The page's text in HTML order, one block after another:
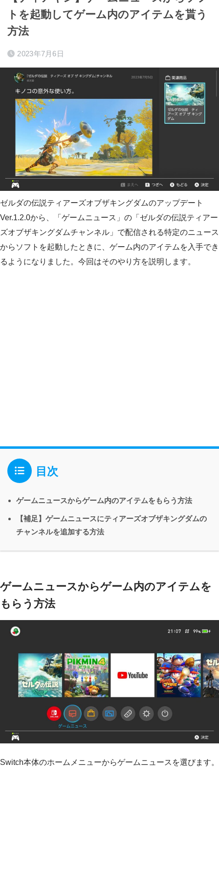
トを起動してゲーム内のアイテムを貰う
方法
2023年7月6日
ゼルダの伝説ティアーズオブザキングダムのアップデート
Ver.1.2.0から、「ゲームニュース」の「ゼルダの伝説ティアー
ズオブザキングダムチャンネル」で配信される特定のニュース
からソフトを起動したときに、ゲーム内のアイテムを入手でき
るようになりました。今回はそのやり方を説明します。
目次
ゲームニュースからゲーム内のアイテムをもらう方法
【補足】ゲームニュースにティアーズオブザキングダムの
チャンネルを追加する方法
ゲームニュースからゲーム内のアイテムを
もらう方法
Switch本体のホームメニューからゲームニュースを選びます。